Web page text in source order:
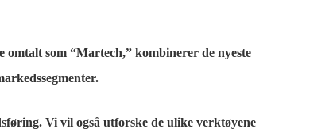
som “Martech,” kombinerer de nyeste
Vi vil også utforske de ulike verktøyene